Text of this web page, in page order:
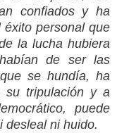
confiados y ha
personal que
la lucha hubiera
de ser las
se hundía, ha
su tripulación y a
puede
desleal ni huido.